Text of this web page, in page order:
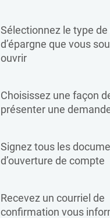
Sélectionnez le type
d’épargne que vous
ouvrir
Choisissez une façon
présenter une
Signez tous les
d’ouverture de compte
Recevez un courriel de
confirmation vous